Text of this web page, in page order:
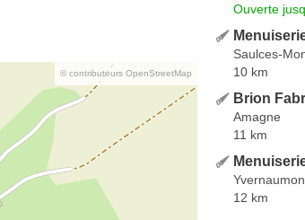
© contributeurs OpenStreetMap
Ouverte
Saulces-
10 km
Brion
Amagne
11 km
12 km